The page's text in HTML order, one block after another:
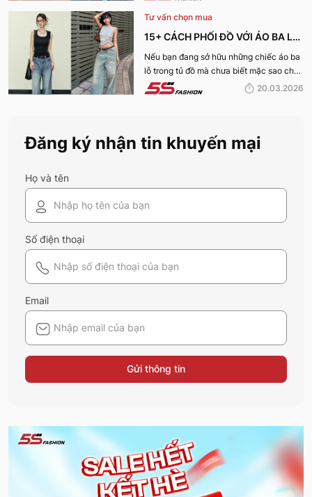
Tư vấn chọn mua
15+ CÁCH PHỐI ĐỒ VỚI ÁO BA LỖ
NỮ CỰC TRENDY, TRẺ TRUNG
CHO NÀNG
Nếu bạn đang sở hữu những chiếc áo ba
lỗ trong tủ đồ mà chưa biết mặc sao cho
mới mẻ, hãy cùng 5S Fashion khám phá
20.03.2026
Đăng ký nhận tin khuyến mại
Họ và tên
Số điện thoại
Email
Gửi thông tin